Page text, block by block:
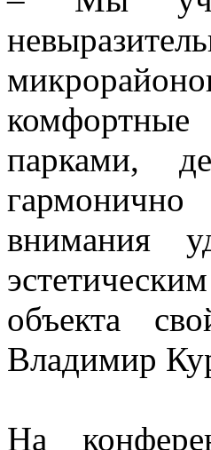
парками,
внимания
объекта
Владимир
На